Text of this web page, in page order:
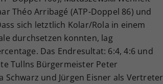
Théo Arribagé (ATP-Doppel 86) und
sich letztlich Kolar/Rola in einem
durchsetzen konnten, lag
Das Endresultat: 6:4, 4:6 und
Tullns Bürgermeister Peter
Schwarz und Jürgen Eisner als Vertreter